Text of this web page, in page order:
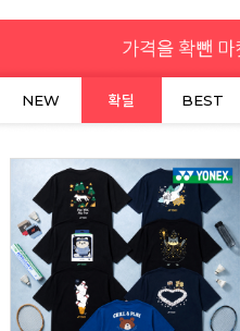
NEW 확딜 BEST